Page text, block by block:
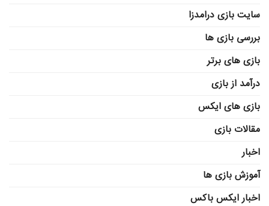
سایت بازی درامدزا
بررسی بازی ها
بازی های برتر
درآمد از بازی
بازی های ایکس
مقالات بازی
اخبار
آموزش بازی ها
اخبار ایکس باکس